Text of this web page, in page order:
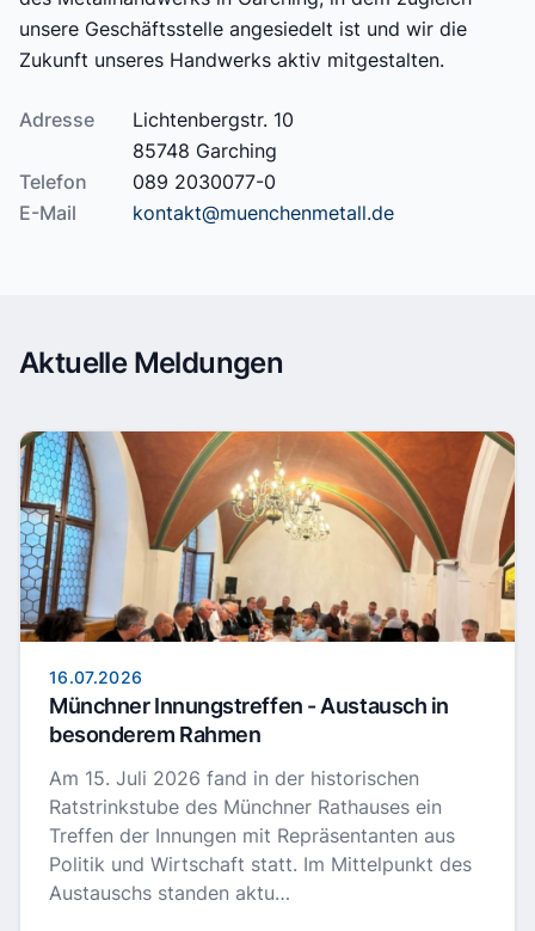
unsere Geschäftsstelle angesiedelt ist und wir die
Zukunft unseres Handwerks aktiv mitgestalten.
Adresse
Lichtenbergstr. 10
85748 Garching
Telefon
089 2030077-0
E-Mail
kontakt@muenchenmetall.de
Aktuelle Meldungen
16.07.2026
Münchner Innungstreffen - Austausch in
besonderem Rahmen
Am 15. Juli 2026 fand in der historischen
Ratstrinkstube des Münchner Rathauses ein
Treffen der Innungen mit Repräsentanten aus
Politik und Wirtschaft statt. Im Mittelpunkt des
Austauschs standen aktu…